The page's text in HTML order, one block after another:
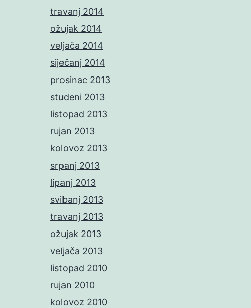
travanj 2014
ožujak 2014
veljača 2014
siječanj 2014
prosinac 2013
studeni 2013
listopad 2013
rujan 2013
kolovoz 2013
srpanj 2013
lipanj 2013
svibanj 2013
travanj 2013
ožujak 2013
veljača 2013
listopad 2010
rujan 2010
kolovoz 2010